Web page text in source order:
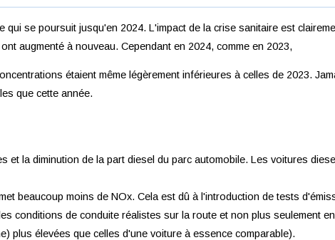
se poursuit jusqu'en 2024. L'impact de la crise sanitaire est
augmenté à nouveau. Cependant en 2024, comme en 2023,
étaient même légèrement inférieures à celles de 2023.
que cette année.
la diminution de la part diesel du parc automobile. Les voitures
beaucoup moins de NOx. Cela est dû à l'introduction de tests
conditions de conduite réalistes sur la route et non plus seulement
plus élevées que celles d'une voiture à essence comparable).